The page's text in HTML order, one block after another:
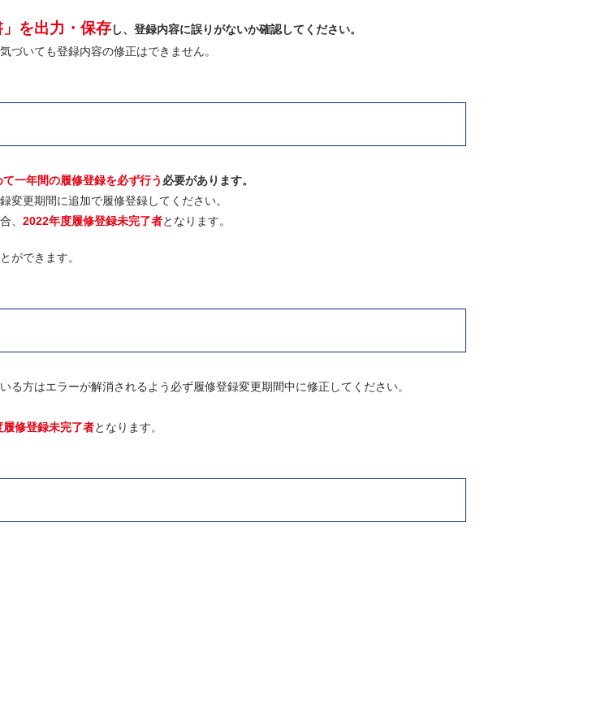
」を出力・保存し、登録内容に誤りがないか確認してください。
づいても登録内容の修正はできません。
一年間の履修登録を必ず行う 必要があります。
変更期間に追加で履修登録してください。
、 2022年度履修登録未完了者となります。
ができます。
方はエラーが解消されるよう必ず履修登録変更期間中に修正してください。
修登録未完了者となります。